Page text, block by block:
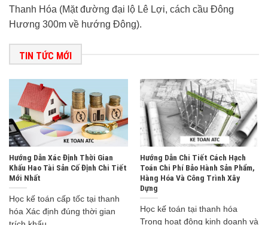
Thanh Hóa (Mặt đường đại lộ Lê Lợi, cách cầu Đông
Hương 300m về hướng Đông).
TIN TỨC MỚI
Hướng Dẫn Xác Định Thời Gian
Khấu Hao Tài Sản Cố Định Chi Tiết
Mới Nhất
Học kế toán cấp tốc tại thanh
hóa Xác định đúng thời gian
Hướng Dẫn Chi Tiết Cách Hạch
Toán Chi Phí Bảo Hành Sản Phẩm,
Hàng Hóa Và Công Trình Xây
Dựng
Học kế toán tại thanh hóa
Trong hoạt động kinh doanh và